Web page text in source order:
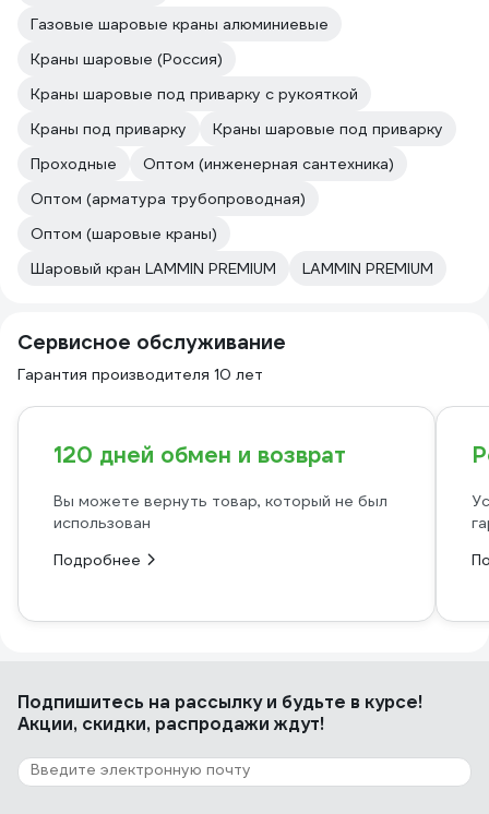
Газовые шаровые краны алюминиевые
Краны шаровые (Россия)
Краны шаровые под приварку с рукояткой
Краны под приварку
Краны шаровые под приварку
Проходные
Оптом (инженерная сантехника)
Оптом (арматура трубопроводная)
Оптом (шаровые краны)
Шаровый кран LAMMIN PREMIUM
LAMMIN PREMIUM
Сервисное обслуживание
Гарантия производителя 10 лет
120 дней обмен и возврат
Вы можете вернуть товар, который не был
использован
Подробнее
Подпишитесь на рассылкуи будьте в курсе!
Акции, скидки, распродажи ждут!